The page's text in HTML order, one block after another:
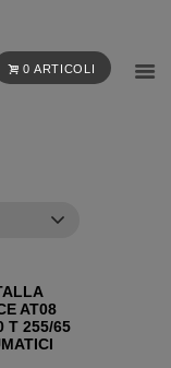
0 ARTICOLI
AT08
T 255/65